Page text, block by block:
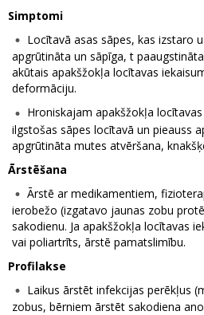
Simptomi
Locītavā asas sāpes, kas izstaro
apgrūtināta un sāpīga, t
akūtais apakšžokļa locītavas
deformāciju.
Hroniskajam apakšžokļa
ilgstošas sāpes locītavā un pieauss
apgrūtināta mutes atvēršana,
Ārstēšana
Ārstē ar medikamentiem,
ierobežo (izgatavo jaunas zobu
sakodienu. Ja apakšžokļa locītavas
vai poliartrīts, ārstē pamatslimību.
Profilakse
Laikus ārstēt infekcijas perēkļus
zobus, bērniem ārstēt sakodiena